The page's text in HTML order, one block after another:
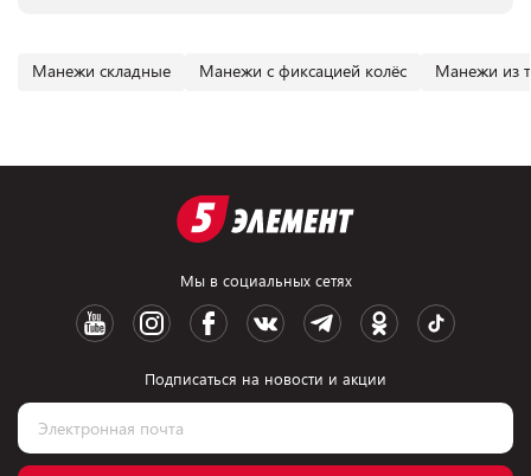
Манежи складные Манежи с фиксацией колёс Манежи из
Мы в социальных сетях
Подписаться на новости и акции